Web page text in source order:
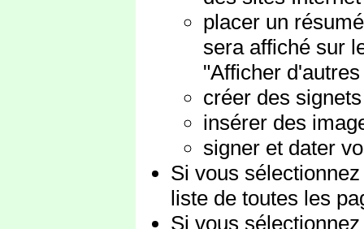
placer un
sera affiché sur
"Afficher
créer des
insérer des
signer et dater
Si vous
liste de toutes les
Si vous